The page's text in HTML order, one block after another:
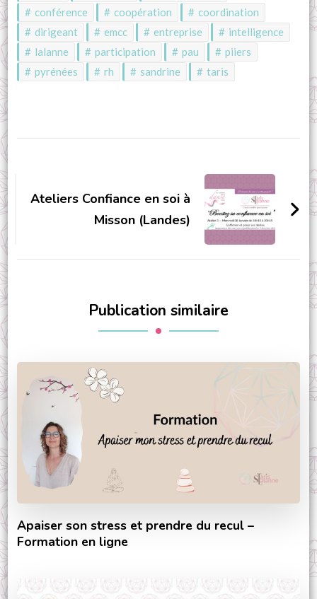
conférence
coopération
coordination
dirigeant
emcc entreprise
intelligence
lalanne
participation pau
piiers
pyrénées
rh sandrine taris
Ateliers Confiance en soi à
Misson (Landes)
Publication similaire
Apaiser son stress et prendre du recul –
Formation en ligne